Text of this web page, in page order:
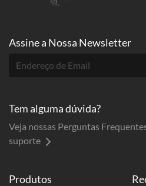
Produtos
Assine a Nossa Newsletter
Tem alguma dúvida?
Veja nossas Perguntas
suporte